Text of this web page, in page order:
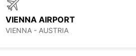
VIENNA AIRPORT
VIENNA - AUSTRIA